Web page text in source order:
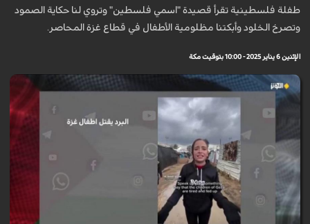
طفلة فلسطينية تقرأ قصيدة "اسمي فلسطين" وتروي لنا حكاية الصمود
وتصرخ الخلود وأبكتنا مظلومية الأطفال في قطاع غزة المحاصر.
الإثنين 6 يناير 2025 - 10:00 بتوقيت مكة